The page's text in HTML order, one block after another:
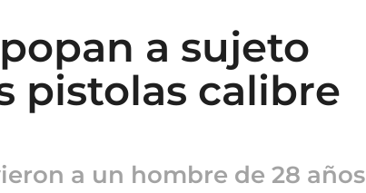
a sujeto
pistolas calibre
a un hombre de 28 años